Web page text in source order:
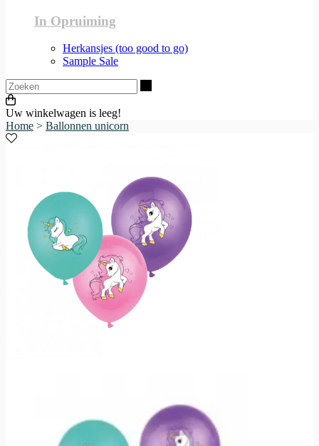
In Opruiming
Herkansjes (too good to go)
Sample Sale
Uw winkelwagen is leeg!
Home > Ballonnen unicorn